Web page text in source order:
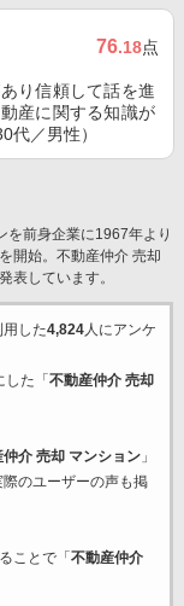
76.18点
り信頼して話を進
産に関する知識が
代／男性）
を前身企業に1967年より
開始。不動産仲介 売却
表しています。
した4,824人にアンケ
た「 不動産仲介 売却
仲介 売却 マンション」
のユーザーの声も掲
ことで「 不動産仲介